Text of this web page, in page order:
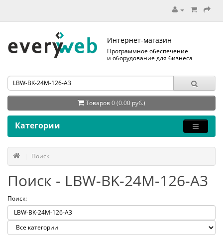
Интернет-магазин
Программное обеспечение
и оборудование для бизнеса
Товаров 0 (0.00 руб.)
Категории
Поиск
Поиск - LBW-BK-24M-126-A3
Поиск: